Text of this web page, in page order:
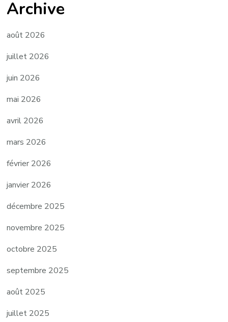
Archive
août 2026
juillet 2026
juin 2026
mai 2026
avril 2026
mars 2026
février 2026
janvier 2026
décembre 2025
novembre 2025
octobre 2025
septembre 2025
août 2025
juillet 2025